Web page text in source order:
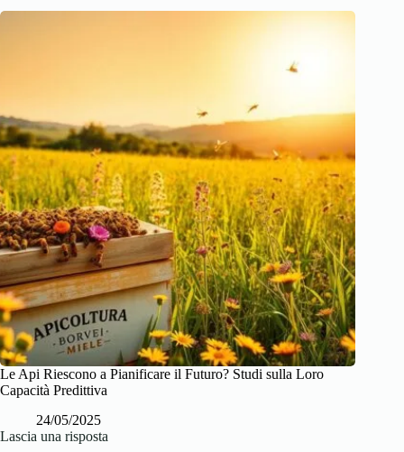
Le Api Riescono a Pianificare il Futuro? Studi sulla Loro
Capacità Predittiva
24/05/2025
Lascia una risposta